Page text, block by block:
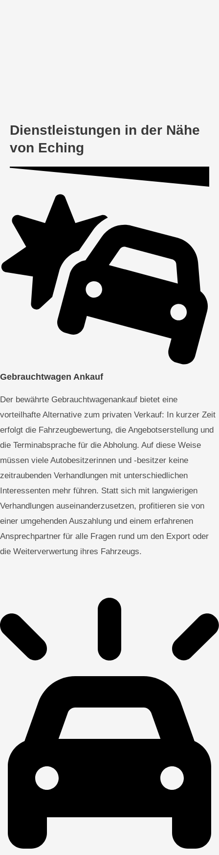
Dienstleistungen in der Nähe
von Eching
Gebrauchtwagen Ankauf
Der bewährte Gebrauchtwagenankauf bietet eine
vorteilhafte Alternative zum privaten Verkauf: In kurzer Zeit
erfolgt die Fahrzeugbewertung, die Angebotserstellung und
die Terminabsprache für die Abholung. Auf diese Weise
müssen viele Autobesitzerinnen und -besitzer keine
zeitraubenden Verhandlungen mit unterschiedlichen
Interessenten mehr führen. Statt sich mit langwierigen
Verhandlungen auseinanderzusetzen, profitieren sie von
einer umgehenden Auszahlung und einem erfahrenen
Ansprechpartner für alle Fragen rund um den Export oder
die Weiterverwertung ihres Fahrzeugs.